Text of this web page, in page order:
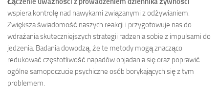
wspiera kontrolę nad nawykami związanymi z odżywianiem.
Zwiększa świadomość naszych reakcji i przygotowuje nas do
wdrażania skuteczniejszych strategii radzenia sobie z impulsami do
jedzenia. Badania dowodzą, że te metody mogą znacząco
redukować częstotliwość napadów objadania się oraz poprawić
ogólne samopoczucie psychiczne osób borykających się z tym
problemem.